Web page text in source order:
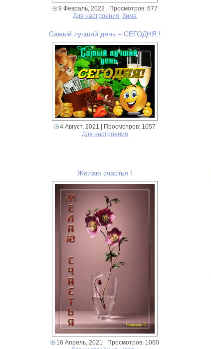
9 Февраль, 2022 | Просмотров: 677
Для настроения,Зима
Самый лучший день – СЕГОДНЯ !
4 Август, 2021 | Просмотров: 1057
Для настроения
Желаю счастья !
16 Апрель, 2021 | Просмотров: 1060